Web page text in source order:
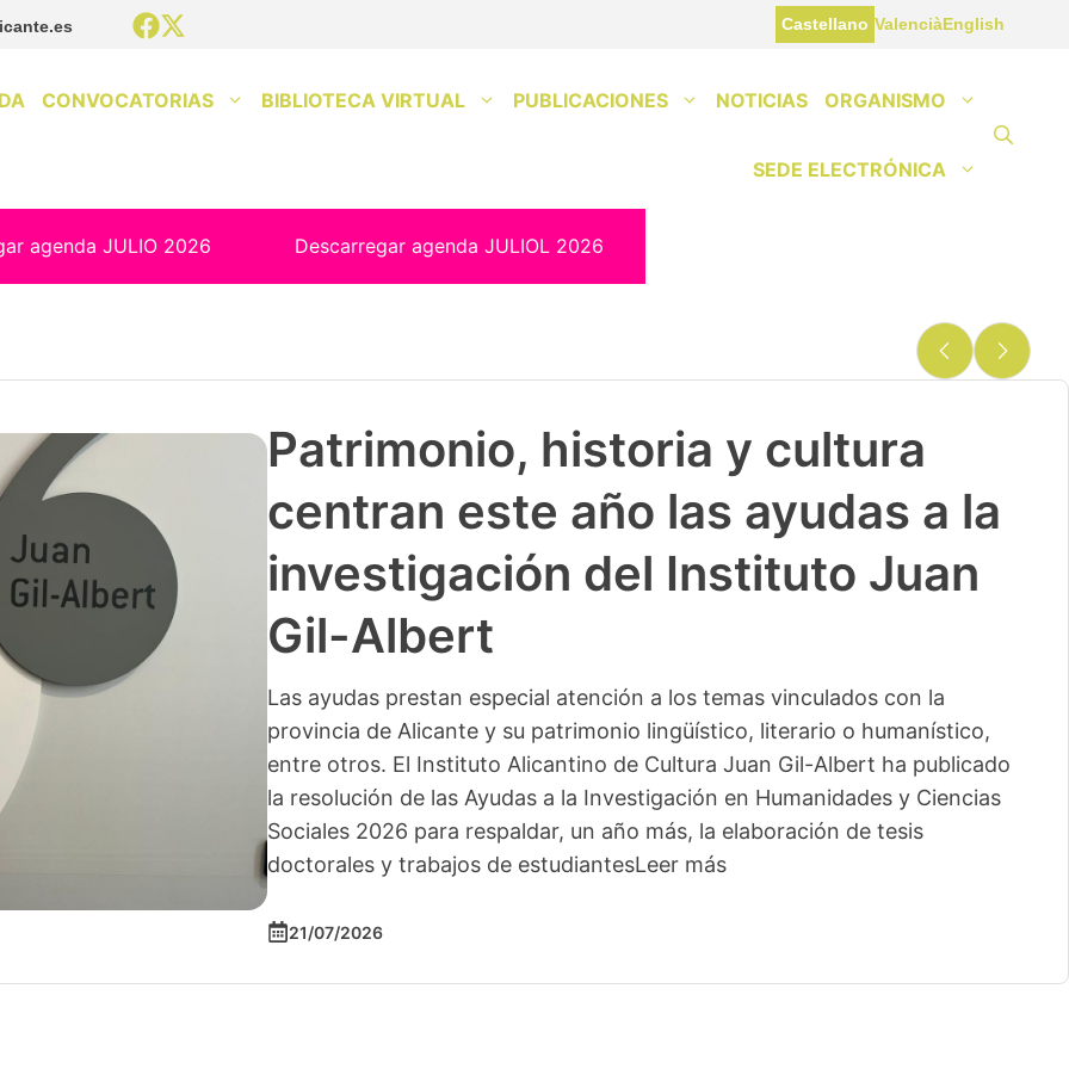
Castellano ValenciàEnglish
CONVOCATORIAS BIBLIOTECA VIRTUAL PUBLICACIONES NOTICIAS ORGANISMO
SEDE ELECTRÓNICA
agenda JULIO 2026 Descarregar agenda JULIOL 2026
Patrimonio, historia y cultura
centran este año las ayudas a la
investigación del Instituto Juan
Gil-Albert
Las ayudas prestan especial atención a los temas vinculados con la
provincia de Alicante y su patrimonio lingüístico, literario o humanístico,
entre otros. El Instituto Alicantino de Cultura Juan Gil-Albert ha publicado
la resolución de las Ayudas a la Investigación en Humanidades y Ciencias
Sociales 2026 para respaldar, un año más, la elaboración de tesis
doctorales y trabajos de estudiantesLeer más
21/07/2026